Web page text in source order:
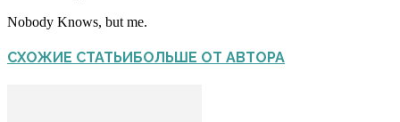
Nobody Knows, but me.
СХОЖИЕ СТАТЬИБОЛЬШЕ ОТ АВТОРА